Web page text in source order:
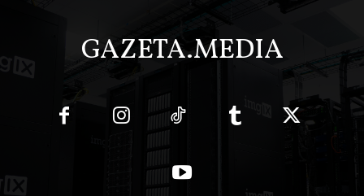
GAZETA.MEDIA